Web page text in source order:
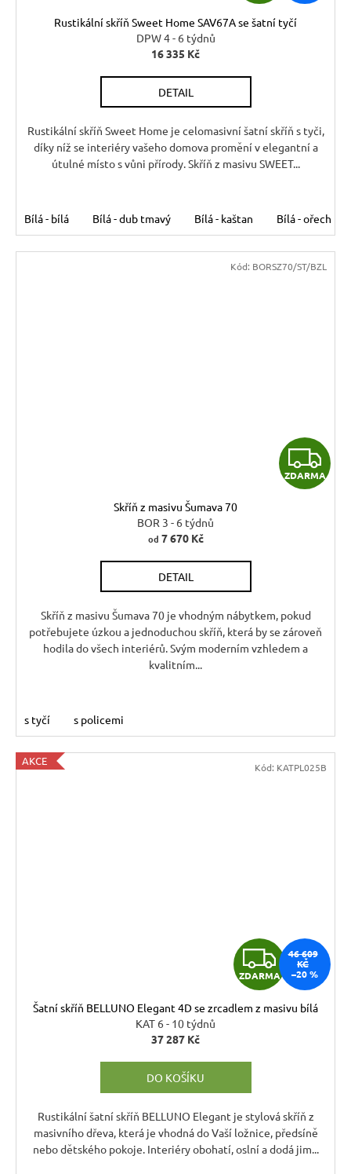
A
A
Rustikální skříň Sweet Home SAV67A se šatní tyčí
DPW 4 - 6 týdnů
16 335 Kč
DETAIL
Rustikální skříň Sweet Home je celomasivní šatní skříň s tyči,
díky níž se interiéry vašeho domova promění v elegantní a
útulné místo s vůni přírody. Skříň z masivu SWEET...
Bílá - bílá Bílá - dub tmavý Bílá - kaštan Bílá - ořech
Z
D
A
ZDARMA
Skříň z masivu Šumava 70
BOR 3 - 6 týdnů
od 7 670 Kč
DETAIL
Skříň z masivu Šumava 70 je vhodným nábytkem, pokud
potřebujete úzkou a jednoduchou skříň, která by se zároveň
hodila do všech interiérů. Svým moderním vzhledem a
kvalitním...
s tyčí s policemi
Kód: BORSZ70/ST/BZL
AKCE
Z
D
A
ZDARMA
46 609
KČ
–20 %
Šatní skříň BELLUNO Elegant 4D se zrcadlem z masivu bílá
KAT 6 - 10 týdnů
37 287 Kč
DO KOŠÍKU
Rustikální šatní skříň BELLUNO Elegant je stylová skříň z
masivního dřeva, která je vhodná do Vaší ložnice, předsíně
nebo dětského pokoje. Interiéry obohatí, oslní a dodá jim...
Kód: KATPL025B